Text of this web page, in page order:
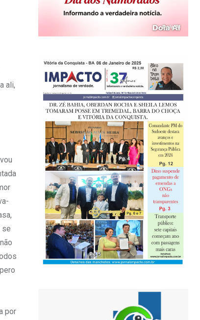
ali,
se
por